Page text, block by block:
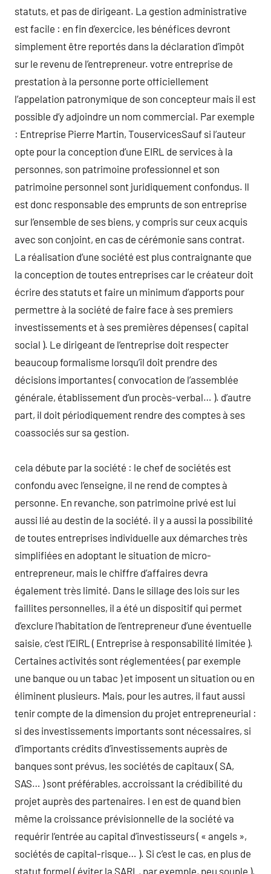
statuts, et pas de dirigeant. La gestion administrative
est facile : en fin d’exercice, les bénéfices devront
simplement être reportés dans la déclaration d’impôt
sur le revenu de l’entrepreneur. votre entreprise de
prestation à la personne porte officiellement
l’appelation patronymique de son concepteur mais il est
possible d’y adjoindre un nom commercial. Par exemple
: Entreprise Pierre Martin, TouservicesSauf si l’auteur
opte pour la conception d’une EIRL de services à la
personnes, son patrimoine professionnel et son
patrimoine personnel sont juridiquement confondus. Il
est donc responsable des emprunts de son entreprise
sur l’ensemble de ses biens, y compris sur ceux acquis
avec son conjoint, en cas de cérémonie sans contrat.
La réalisation d’une société est plus contraignante que
la conception de toutes entreprises car le créateur doit
écrire des statuts et faire un minimum d’apports pour
permettre à la société de faire face à ses premiers
investissements et à ses premières dépenses ( capital
social ). Le dirigeant de l’entreprise doit respecter
beaucoup formalisme lorsqu’il doit prendre des
décisions importantes ( convocation de l’assemblée
générale, établissement d’un procès-verbal… ). d’autre
part, il doit périodiquement rendre des comptes à ses
coassociés sur sa gestion.
cela débute par la société : le chef de sociétés est
confondu avec l’enseigne, il ne rend de comptes à
personne. En revanche, son patrimoine privé est lui
aussi lié au destin de la société. il y a aussi la possibilité
de toutes entreprises individuelle aux démarches très
simplifiées en adoptant le situation de micro-
entrepreneur, mais le chiffre d’affaires devra
également très limité. Dans le sillage des lois sur les
faillites personnelles, il a été un dispositif qui permet
d’exclure l’habitation de l’entrepreneur d’une éventuelle
saisie, c’est l’EIRL ( Entreprise à responsabilité limitée ).
Certaines activités sont réglementées ( par exemple
une banque ou un tabac ) et imposent un situation ou en
éliminent plusieurs. Mais, pour les autres, il faut aussi
tenir compte de la dimension du projet entrepreneurial :
si des investissements importants sont nécessaires, si
d’importants crédits d’investissements auprès de
banques sont prévus, les sociétés de capitaux ( SA,
SAS… ) sont préférables, accroissant la crédibilité du
projet auprès des partenaires. l en est de quand bien
même la croissance prévisionnelle de la société va
requérir l’entrée au capital d’investisseurs ( « angels »,
sociétés de capital-risque… ). Si c’est le cas, en plus de
statut formel ( éviter la SARL, par exemple, peu souple ),